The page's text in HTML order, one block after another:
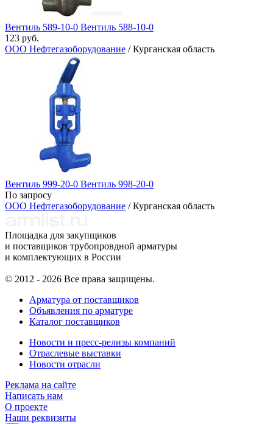
Вентиль 589-10-0 Вентиль​ 588-10-0
123 руб.
ООО Нефтегазоборудование / Курганская область
Вентиль 999-20-0 Вентиль 998-20-0
По запросу
ООО Нефтегазоборудование / Курганская область
Площадка для закупщиков
и поставщиков трубопровдной арматуры
и комплектующих в России
© 2012 - 2026 Все права защищены.
Арматура от поставщиков
Объявления по арматуре
Каталог поставщиков
Новости и пресс-релизы компаний
Отраслевые выставки
Новости отрасли
Реклама на сайте
Написать нам
О проекте
Наши реквизиты